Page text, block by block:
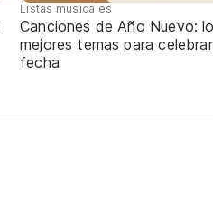
Listas musicales
Canciones de Año Nuevo:
mejores temas para
fecha